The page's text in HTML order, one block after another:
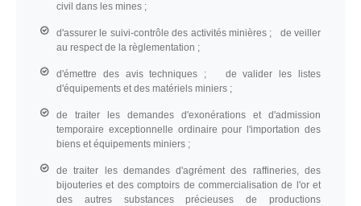
civil dans les mines ;
d'assurer le suivi-contrôle des activités minières ; de veiller
au respect de la règlementation ;
d'émettre des avis techniques ; de valider les listes
d'équipements et des matériels miniers ;
de traiter les demandes d'exonérations et d'admission
temporaire exceptionnelle ordinaire pour l'importation des
biens et équipements miniers ;
de traiter les demandes d'agrément des raffineries, des
bijouteries et des comptoirs de commercialisation de l'or et
des autres substances précieuses de productions